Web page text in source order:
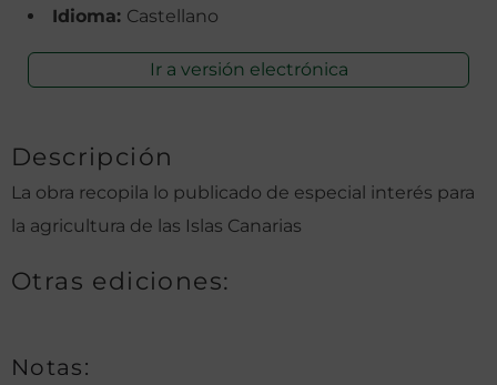
Idioma: Castellano
Ir a versión electrónica
Descripción
La obra recopila lo publicado de especial interés para
la agricultura de las Islas Canarias
Otras ediciones:
Notas: